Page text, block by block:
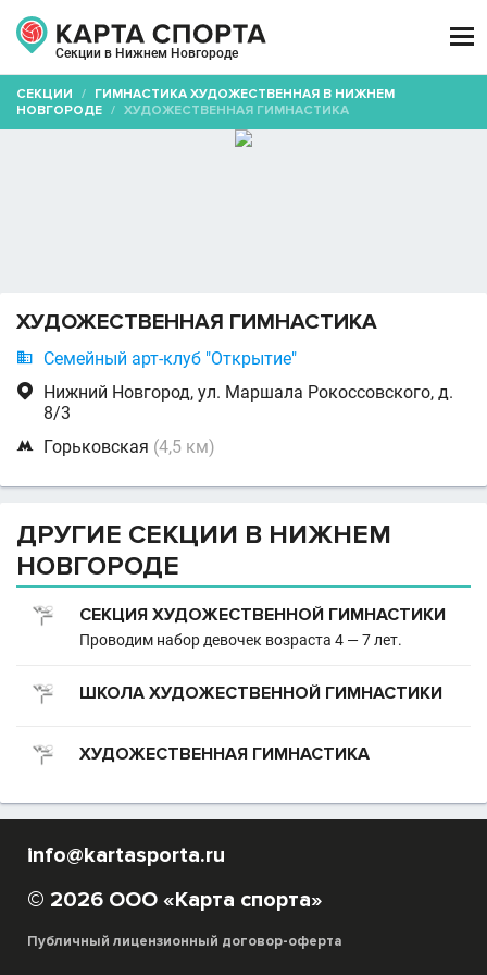
Секции в Нижнем Новгороде

СЕКЦИИ / ГИМНАСТИКА ХУДОЖЕСТВЕННАЯ В НИЖНЕМ
НОВГОРОДЕ / ХУДОЖЕСТВЕННАЯ ГИМНАСТИКА
ХУДОЖЕСТВЕННАЯ ГИМНАСТИКА
 Семейный арт-клуб "Открытие"

Нижний Новгород, ул. Маршала Рокоссовского, д.
8/3
 Горьковская (4,5 км)
ДРУГИЕ СЕКЦИИ В НИЖНЕМ
НОВГОРОДЕ
СЕКЦИЯ ХУДОЖЕСТВЕННОЙ ГИМНАСТИКИ
Проводим набор девочек возраста 4 — 7 лет.
ШКОЛА ХУДОЖЕСТВЕННОЙ ГИМНАСТИКИ
ХУДОЖЕСТВЕННАЯ ГИМНАСТИКА
info@kartasporta.ru
© 2026 ООО «Карта спорта»
Публичный лицензионный договор-оферта